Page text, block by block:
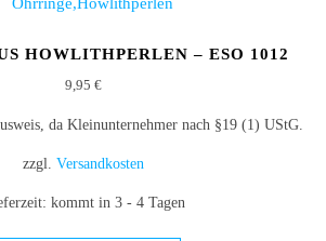
HOWLITHPERLEN – ESO 1012
9,95 €
da Kleinunternehmer nach §19 (1) UStG.
zzgl. Versandkosten
kommt in 3 - 4 Tagen